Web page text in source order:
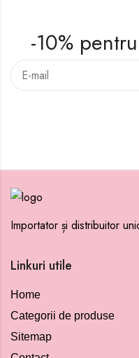
-10%
Importator și distribuitor
Linkuri utile
Home
Categorii de produse
Sitemap